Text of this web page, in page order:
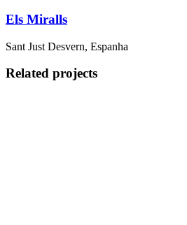
Els Miralls
Sant Just Desvern, Espanha
Related projects